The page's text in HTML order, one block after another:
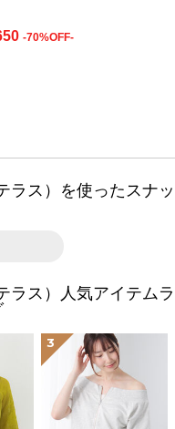
-70%OFF-
ラス）を使ったスナッ
ラス）人気アイテムラ
3